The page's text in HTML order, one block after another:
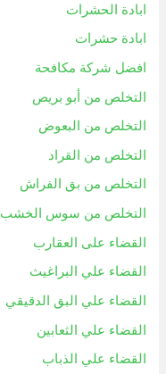
ابادة الحشرات
ابادة حشرات
افضل شركة مكافحة
التخلص من أبو بريص
التخلص من البعوض
التخلص من القراد
التخلص من بق الفراش
التخلص من سوس الخشب
القضاء على العقارب
القضاء علي البراغيث
القضاء علي البق الدقيقي
القضاء علي الثعابين
القضاء علي الذباب